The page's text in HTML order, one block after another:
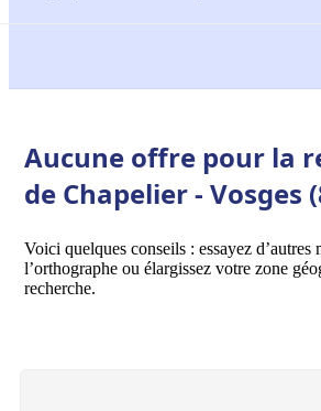
Aucune offre pour la
de Chapelier - Vosges
Voici quelques conseils : essayez d’autres
l’orthographe ou élargissez votre zone
recherche.